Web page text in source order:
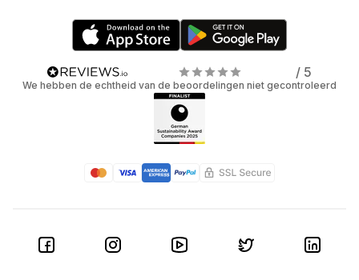
/ 5
We hebben de echtheid van de beoordelingen niet gecontroleerd